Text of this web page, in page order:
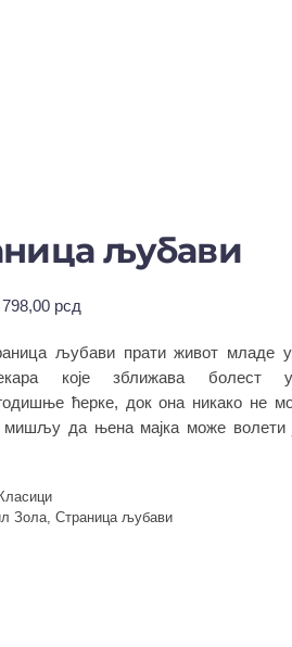
љубави
Оригинална
је
била:
840,00 рсд.
798,00 рсд
је:
798,00 рсд.
љубави прати живот младе
које зближава болест
ћерке, док она никако не
мишљу да њена мајка може волети
Класици
Зола, Страница љубави